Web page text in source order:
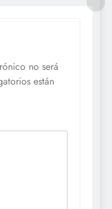
no será
están